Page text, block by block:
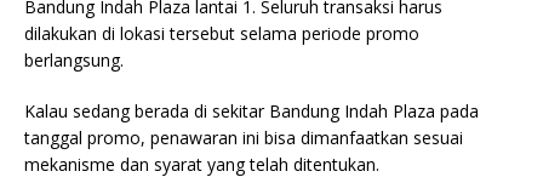
Bandung Indah Plaza lantai 1. Seluruh transaksi harus
dilakukan di lokasi tersebut selama periode promo
berlangsung.
Kalau sedang berada di sekitar Bandung Indah Plaza pada
tanggal promo, penawaran ini bisa dimanfaatkan sesuai
mekanisme dan syarat yang telah ditentukan.